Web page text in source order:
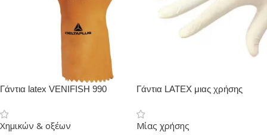
Γάντια latex VENIFISH 990
Χημικών & οξέων
Γάντια LATEX μιας χρήσης
Μίας χρήσης